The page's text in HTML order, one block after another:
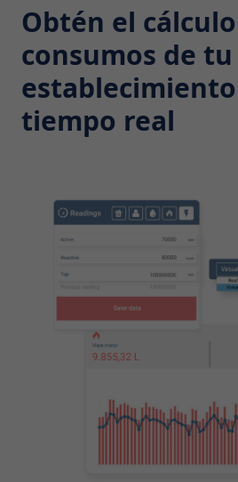
Obtén el
consumos de tu
tiempo real